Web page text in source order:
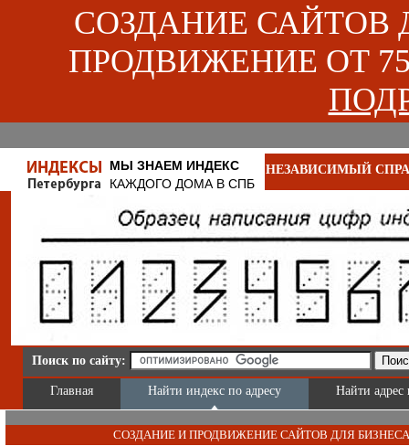
СОЗДАНИЕ САЙТОВ
ПРОДВИЖЕНИЕ ОТ
МЫ ЗНАЕМ ИНДЕКС
КАЖДОГО ДОМА В СПБ
НЕЗАВИСИМЫЙ
Поиск по сайту:
Главная Найти индекс по адресу Найти адрес
СОЗДАНИЕ И ПРОДВИЖЕНИЕ САЙТОВ ДЛЯ